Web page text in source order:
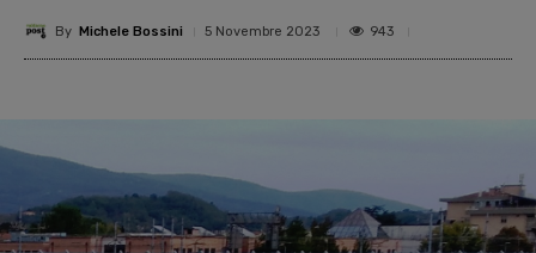
By Michele Bossini 5 Novembre 2023 943